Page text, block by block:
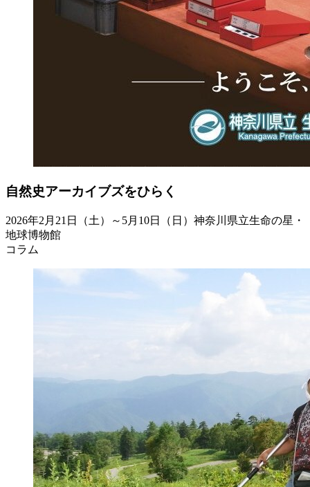
自然史アーカイブズをひらく
2026年2月21日（土）～5月10日（日） 神奈川県立生命の星・
地球博物館
コラム